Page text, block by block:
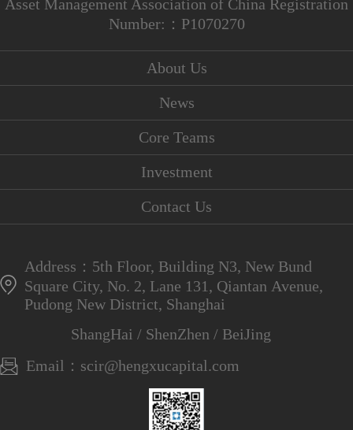
Asset Management Association of China Registration
Number:：P1070270
About Us
News
Core Teams
Investment
Contact Us
Address：5th Floor, Building N3, New Bund
Square City, No. 2, Lane 131, Qiantan Avenue,
Pudong New District, Shanghai
ShangHai / ShenZhen / BeiJing
Email：scir@hengxucapital.com